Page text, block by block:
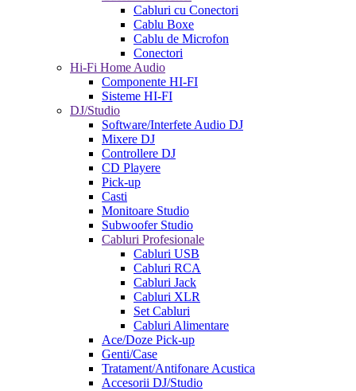
Cabluri cu Conectori
Cablu Boxe
Cablu de Microfon
Conectori
Hi-Fi Home Audio
Componente HI-FI
Sisteme HI-FI
DJ/Studio
Software/Interfete Audio DJ
Mixere DJ
Controllere DJ
CD Playere
Pick-up
Casti
Monitoare Studio
Subwoofer Studio
Cabluri Profesionale
Cabluri USB
Cabluri RCA
Cabluri Jack
Cabluri XLR
Set Cabluri
Cabluri Alimentare
Ace/Doze Pick-up
Genti/Case
Tratament/Antifonare Acustica
Accesorii DJ/Studio